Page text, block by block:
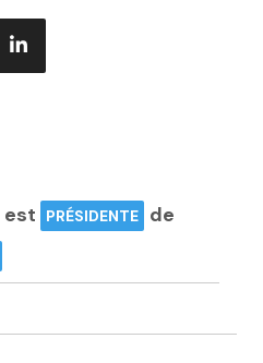
est PRÉSIDENTE de